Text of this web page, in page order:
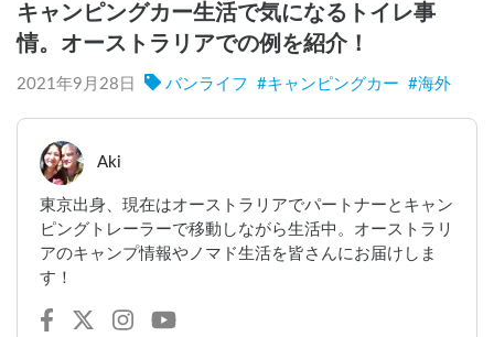
キャンピングカー生活で気になるトイレ事
情。オーストラリアでの例を紹介！
2021年9月28日 バンライフ #キャンピングカー #海外
Aki
東京出身、現在はオーストラリアでパートナーとキャン
ピングトレーラーで移動しながら生活中。オーストラリ
アのキャンプ情報やノマド生活を皆さんにお届けしま
す！